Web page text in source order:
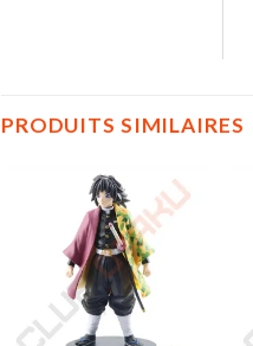
PRODUITS SIMILAIRES